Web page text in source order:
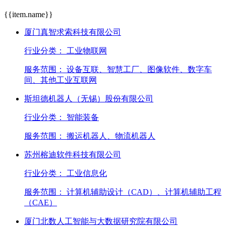
{{item.name}}
厦门真智求索科技有限公司
行业分类： 工业物联网
服务范围： 设备互联、智慧工厂、图像软件、数字车
间、其他工业互联网
斯坦德机器人（无锡）股份有限公司
行业分类： 智能装备
服务范围： 搬运机器人、物流机器人
苏州榕迪软件科技有限公司
行业分类： 工业信息化
服务范围： 计算机辅助设计（CAD）、计算机辅助工程
（CAE）
厦门北数人工智能与大数据研究院有限公司